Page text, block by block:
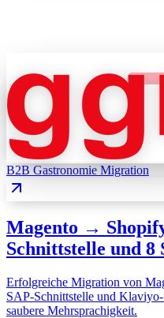
B2B Gastronomie Migration
Magento →
Schnittstelle und 8
Erfolgreiche Migration von
SAP-Schnittstelle und
saubere Mehrsprachigkeit.